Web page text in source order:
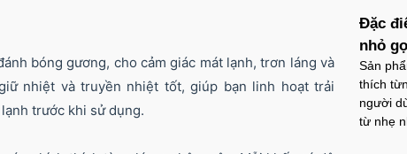
Đặc
nhỏ
Sản
thích
người
từ nhẹ
bóng gương, cho cảm giác mát lạnh, trơn láng và
nhiệt và truyền nhiệt tốt, giúp bạn linh hoạt trải
trước khi sử dụng.